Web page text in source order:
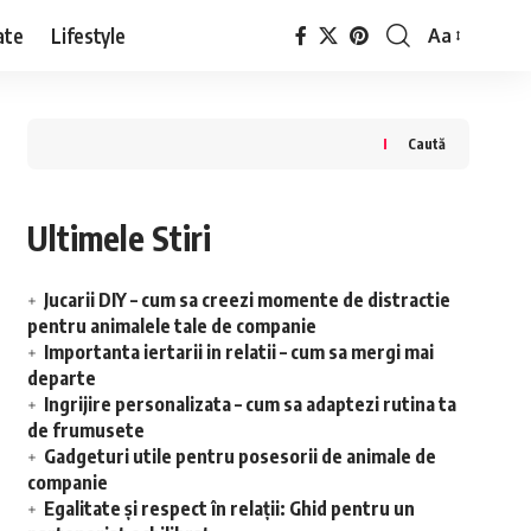
Lifestyle
Font
Aa
Caută
Ultimele Stiri
Jucarii DIY – cum sa creezi momente de distractie
pentru animalele tale de companie
Importanta iertarii in relatii – cum sa mergi mai
departe
Ingrijire personalizata – cum sa adaptezi rutina ta
de frumusete
Gadgeturi utile pentru posesorii de animale de
companie
Egalitate și respect în relații: Ghid pentru un